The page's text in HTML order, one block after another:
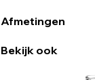
Afmetingen
Bekijk ook